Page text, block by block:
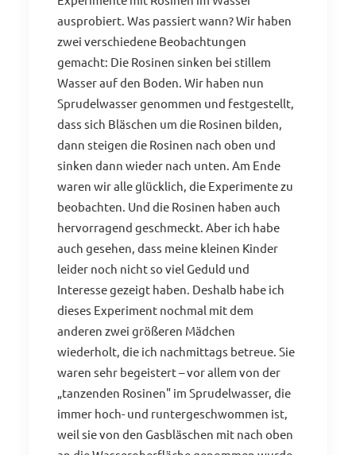
ausprobiert. Was passiert wann? Wir haben
zwei verschiedene Beobachtungen
gemacht: Die Rosinen sinken bei stillem
Wasser auf den Boden. Wir haben nun
Sprudelwasser genommen und festgestellt,
dass sich Bläschen um die Rosinen bilden,
dann steigen die Rosinen nach oben und
sinken dann wieder nach unten. Am Ende
waren wir alle glücklich, die Experimente zu
beobachten. Und die Rosinen haben auch
hervorragend geschmeckt. Aber ich habe
auch gesehen, dass meine kleinen Kinder
leider noch nicht so viel Geduld und
Interesse gezeigt haben. Deshalb habe ich
dieses Experiment nochmal mit dem
anderen zwei größeren Mädchen
wiederholt, die ich nachmittags betreue. Sie
waren sehr begeistert – vor allem von der
„tanzenden Rosinen" im Sprudelwasser, die
immer hoch- und runtergeschwommen ist,
weil sie von den Gasbläschen mit nach oben